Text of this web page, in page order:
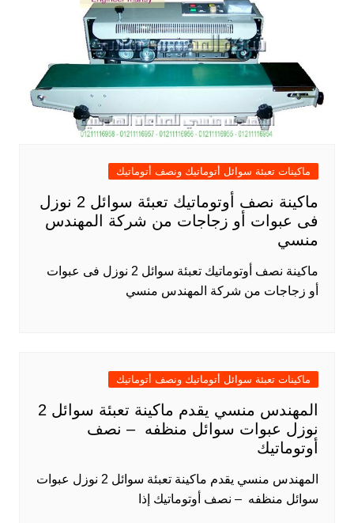
ماكينات تعبئة سوائل أتوماتيك ونصف أتوماتيك
ماكينة نصف أوتوماتيك تعبئة سوائل 2 نوزل
فى عبوات أو زجاجات من شركة المهندس
منسي
ماكينة نصف أوتوماتيك تعبئة سوائل 2 نوزل فى عبوات
أو زجاجات من شركة المهندس منسي
ماكينات تعبئة سوائل أتوماتيك ونصف أتوماتيك
المهندس منسي يقدم ماكينة تعبئة سوائل 2
نوزل عبوات سوائل منظفه – نصف
أوتوماتيك
المهندس منسي يقدم ماكينة تعبئة سوائل 2 نوزل عبوات
سوائل منظفه – نصف أوتوماتيك إذا